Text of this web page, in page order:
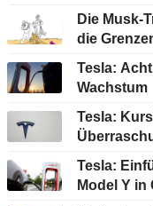
Die Musk-
die
Tesla:
Wachstum
Tesla:
Tesla:
Model Y in